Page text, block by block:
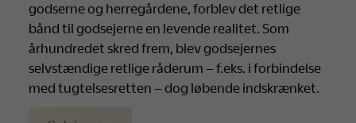
godserne og herregårdene, forblev det retlige
bånd til godsejerne en levende realitet. Som
århundredet skred frem, blev godsejernes
selvstændige retlige råderum – f.eks. i forbindelse
med tugtelsesretten – dog løbende indskrænket.